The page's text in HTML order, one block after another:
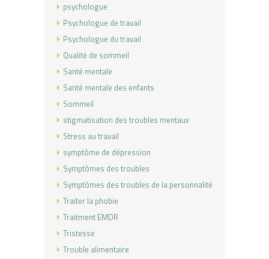
psychologue
Psychologue de travail
Psychologue du travail
Qualité de sommeil
Santé mentale
Santé mentale des enfants
Sommeil
stigmatisation des troubles mentaux
Stress au travail
symptôme de dépression
Symptômes des troubles
Symptômes des troubles de la personnalité
Traiter la phobie
Traitment EMDR
Tristesse
Trouble alimentaire